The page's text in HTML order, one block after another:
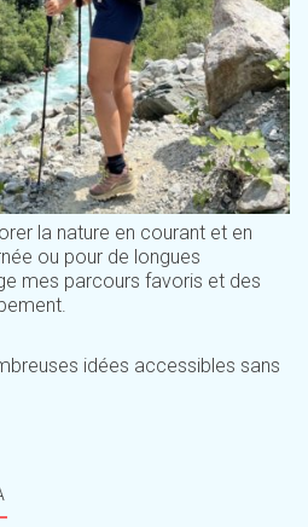
la nature en courant et en
ou pour de longues
mes parcours favoris et des
idées accessibles sans